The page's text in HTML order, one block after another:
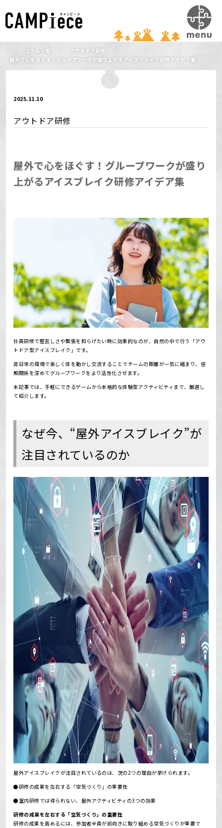
コラム一覧
アウトドア研修
屋外で心をほぐす！グループワークが盛り上がるアイスブレイク研修アイデア集
2025.11.10
アウトドア研修
屋外で心をほぐす！グループワークが盛り
上がるアイスブレイク研修アイデア集
社員研修で堅苦しさや緊張を和らげたい時に効果的なのが、自然の中で行う「アウ
トドア型アイスブレイク」です。
非日常の環境で楽しく体を動かし交流することでチームの距離が一気に縮まり、信
頼関係を深めてグループワークをより活性化させます。
本記事では、手軽にできるゲームから本格的な体験型アクティビティまで、厳選し
て紹介します。
なぜ今、“屋外アイスブレイク”が
注目されているのか
屋外アイスブレイクが注目されているのは、次の2つの理由が挙げられます。
●研修の成果を左右する「空気づくり」の重要性
●室内研修では得られない、屋外アクティビティの3つの効果
研修の成果を左右する「空気づくり」の重要性
研修の成果を高めるには、参加者全員が前向きに取り組める空気づくりが重要で